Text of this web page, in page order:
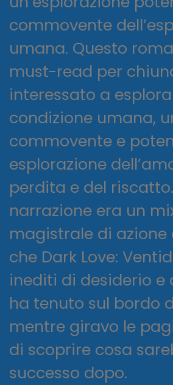
commovente
umana. Questo
must-read per
interessato a
condizione umana,
commovente e
esplorazione
perdita e del
narrazione era un
magistrale di azione
che Dark Love:
inediti di desiderio e
ha tenuto sul bordo
mentre giravo le
di scoprire cosa
successo dopo.